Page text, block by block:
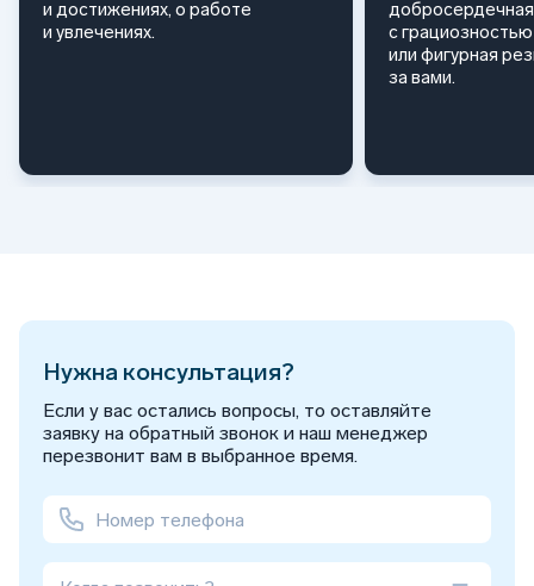
и достижениях, о работе
и увлечениях.
с
или фигурная
за вами.
Нужна консультация?
Если у вас остались вопросы, то оставляйте
заявку на обратный звонок и наш менеджер
перезвонит вам в выбранное время.